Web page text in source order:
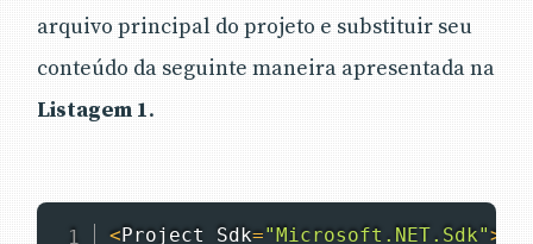
arquivo principal do projeto e substituir seu
conteúdo da seguinte maneira apresentada na
Listagem 1.
<Project Sdk="Microsoft.NET.Sdk">